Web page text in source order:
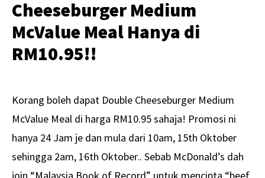
Cheeseburger Medium
McValue Meal Hanya di
RM10.95!!
Korang boleh dapat Double Cheeseburger Medium
McValue Meal di harga RM10.95 sahaja! Promosi ni
hanya 24 Jam je dan mula dari 10am, 15th Oktober
sehingga 2am, 16th Oktober.. Sebab McDonald’s dah